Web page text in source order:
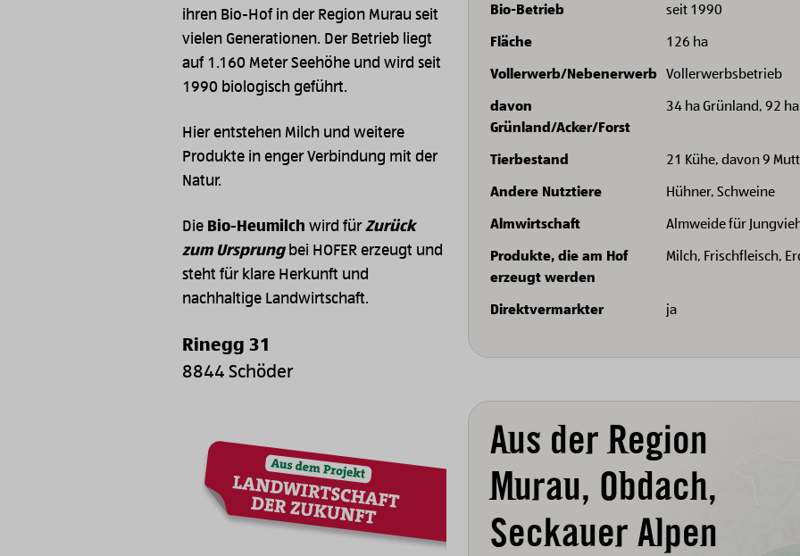
ihren Bio-Hof in der Region Murau seit
vielen Generationen. Der Betrieb liegt
auf 1.160 Meter Seehöhe und wird seit
1990 biologisch geführt.
Hier entstehen Milch und weitere
Produkte in enger Verbindung mit der
Natur.
Die Bio-Heumilch wird fürZurück
zum Ursprungbei HOFER erzeugt und
steht für klare Herkunft und
nachhaltige Landwirtschaft.
Rinegg 31
8844 Schöder
Bio-Betrieb seit 1990
Fläche 126 ha
Vollerwerb/Nebenerwerb Vollerwerbsbetrieb
davon
Grünland/Acker/Forst
34 ha Grünland, 92 ha
Tierbestand 21 Kühe, davon 9
Andere Nutztiere Hühner, Schweine
Almwirtschaft Almweide für
Produkte, die am Hof
erzeugt werden
Milch, Frischfleisch,
Direktvermarkter ja
Aus der Region
Murau, Obdach,
Seckauer Alpen